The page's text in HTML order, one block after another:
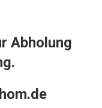
Abholung